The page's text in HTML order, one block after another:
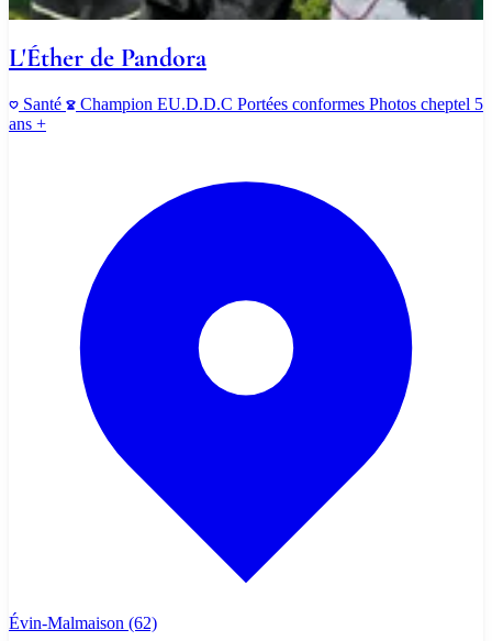
L'Éther de Pandora
Santé Champion EU.D.D.C Portées conformes Photos cheptel 5
ans +
Évin-Malmaison (62)